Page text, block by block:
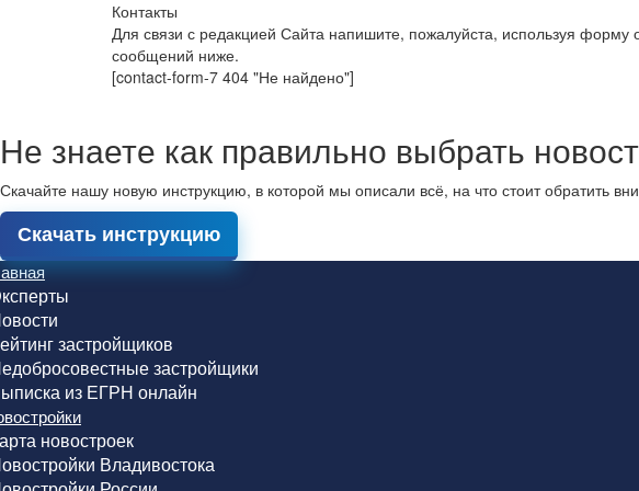
Контакты
Для связи с редакцией Сайта напишите, пожалуйста, используя форму
сообщений ниже.
[contact-form-7 404 "Не найдено"]
Не знаете как правильно выбрать
Скачайте нашу новую инструкцию, в которой мы описали всё, на что стоит обратить
Скачать инструкцию
застройщиков
застройщики
из ЕГРН онлайн
новостроек
Владивостока